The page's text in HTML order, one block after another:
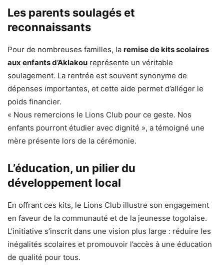
Les parents soulagés et
reconnaissants
Pour de nombreuses familles, la remise de kits scolaires
aux enfants d’Aklakou représente un véritable
soulagement. La rentrée est souvent synonyme de
dépenses importantes, et cette aide permet d’alléger le
poids financier.
« Nous remercions le Lions Club pour ce geste. Nos
enfants pourront étudier avec dignité », a témoigné une
mère présente lors de la cérémonie.
L’éducation, un pilier du
développement local
En offrant ces kits, le Lions Club illustre son engagement
en faveur de la communauté et de la jeunesse togolaise.
L’initiative s’inscrit dans une vision plus large : réduire les
inégalités scolaires et promouvoir l’accès à une éducation
de qualité pour tous.